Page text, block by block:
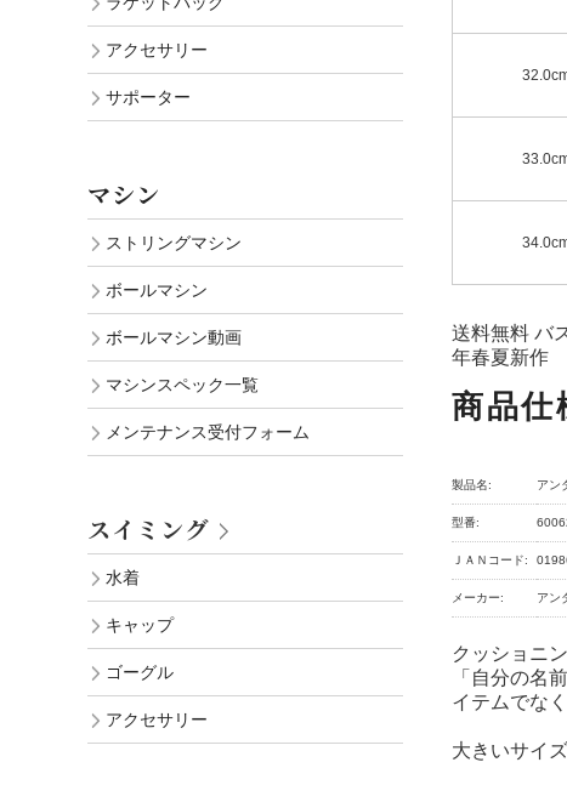
送料無料 バ
年春夏新作
商品仕
製品名: アン
型番:
ＪＡＮコード:
メーカー: アン
クッショニ
「自分の名
イテムでな
大きいサイ
アクセサリー
サポーター
マシン
ストリングマシン
ボールマシン
ボールマシン動画
マシンスペック一覧
メンテナンス受付フォーム
スイミング
水着
キャップ
ゴーグル
アクセサリー